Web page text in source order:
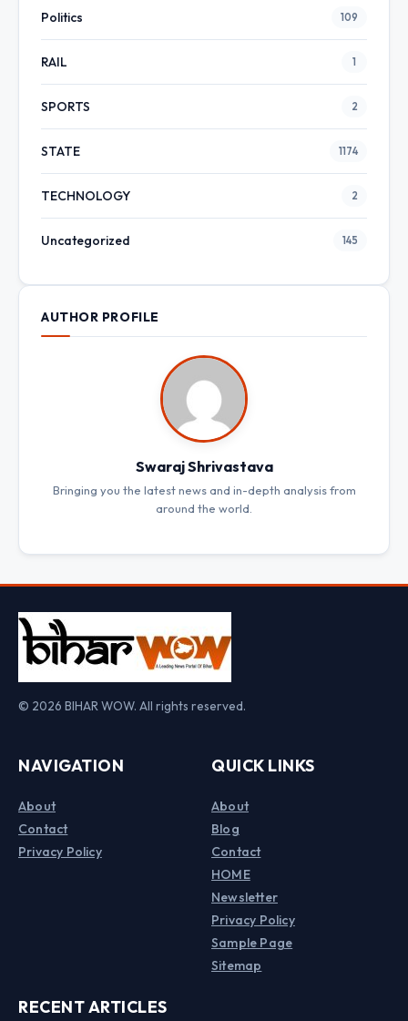
Politics 109
RAIL 1
SPORTS 2
STATE 1174
TECHNOLOGY 2
Uncategorized 145
AUTHOR PROFILE
Swaraj Shrivastava
Bringing you the latest news and in-depth analysis from
around the world.
© 2026 BIHAR WOW. All rights reserved.
NAVIGATION
About
Contact
Privacy Policy
QUICK LINKS
About
Blog
Contact
HOME
Newsletter
Privacy Policy
Sample Page
Sitemap
RECENT ARTICLES